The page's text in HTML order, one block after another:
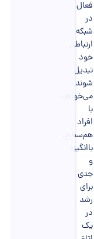
فعال
در
شبکه
ارتباطی
خود
تبدیل
شوند.
می‌خواهند
با
افراد
هم‌سطح،
باانگیزه
و
جدی
برای
رشد
در
یک